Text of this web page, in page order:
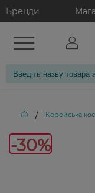
Бренди
/ Корейська
-30%